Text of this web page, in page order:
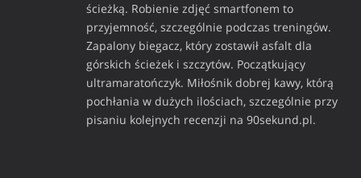
ścieżką. Robienie zdjęć smartfonem to
przyjemność, szczególnie podczas treningów.
Zapalony biegacz, który zostawił asfalt dla
górskich ścieżek i szczytów. Początkujący
ultramaratończyk. Miłośnik dobrej kawy, którą
pochłania w dużych ilościach, szczególnie przy
pisaniu kolejnych recenzji na 90sekund.pl.